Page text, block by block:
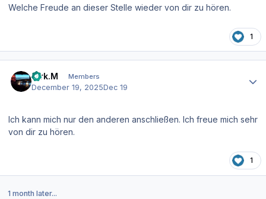
Welche Freude an dieser Stelle wieder von dir zu hören.
1
Dirk.M Members
December 19, 2025Dec 19
Ich kann mich nur den anderen anschließen. Ich freue mich sehr
von dir zu hören.
1
1 month later...